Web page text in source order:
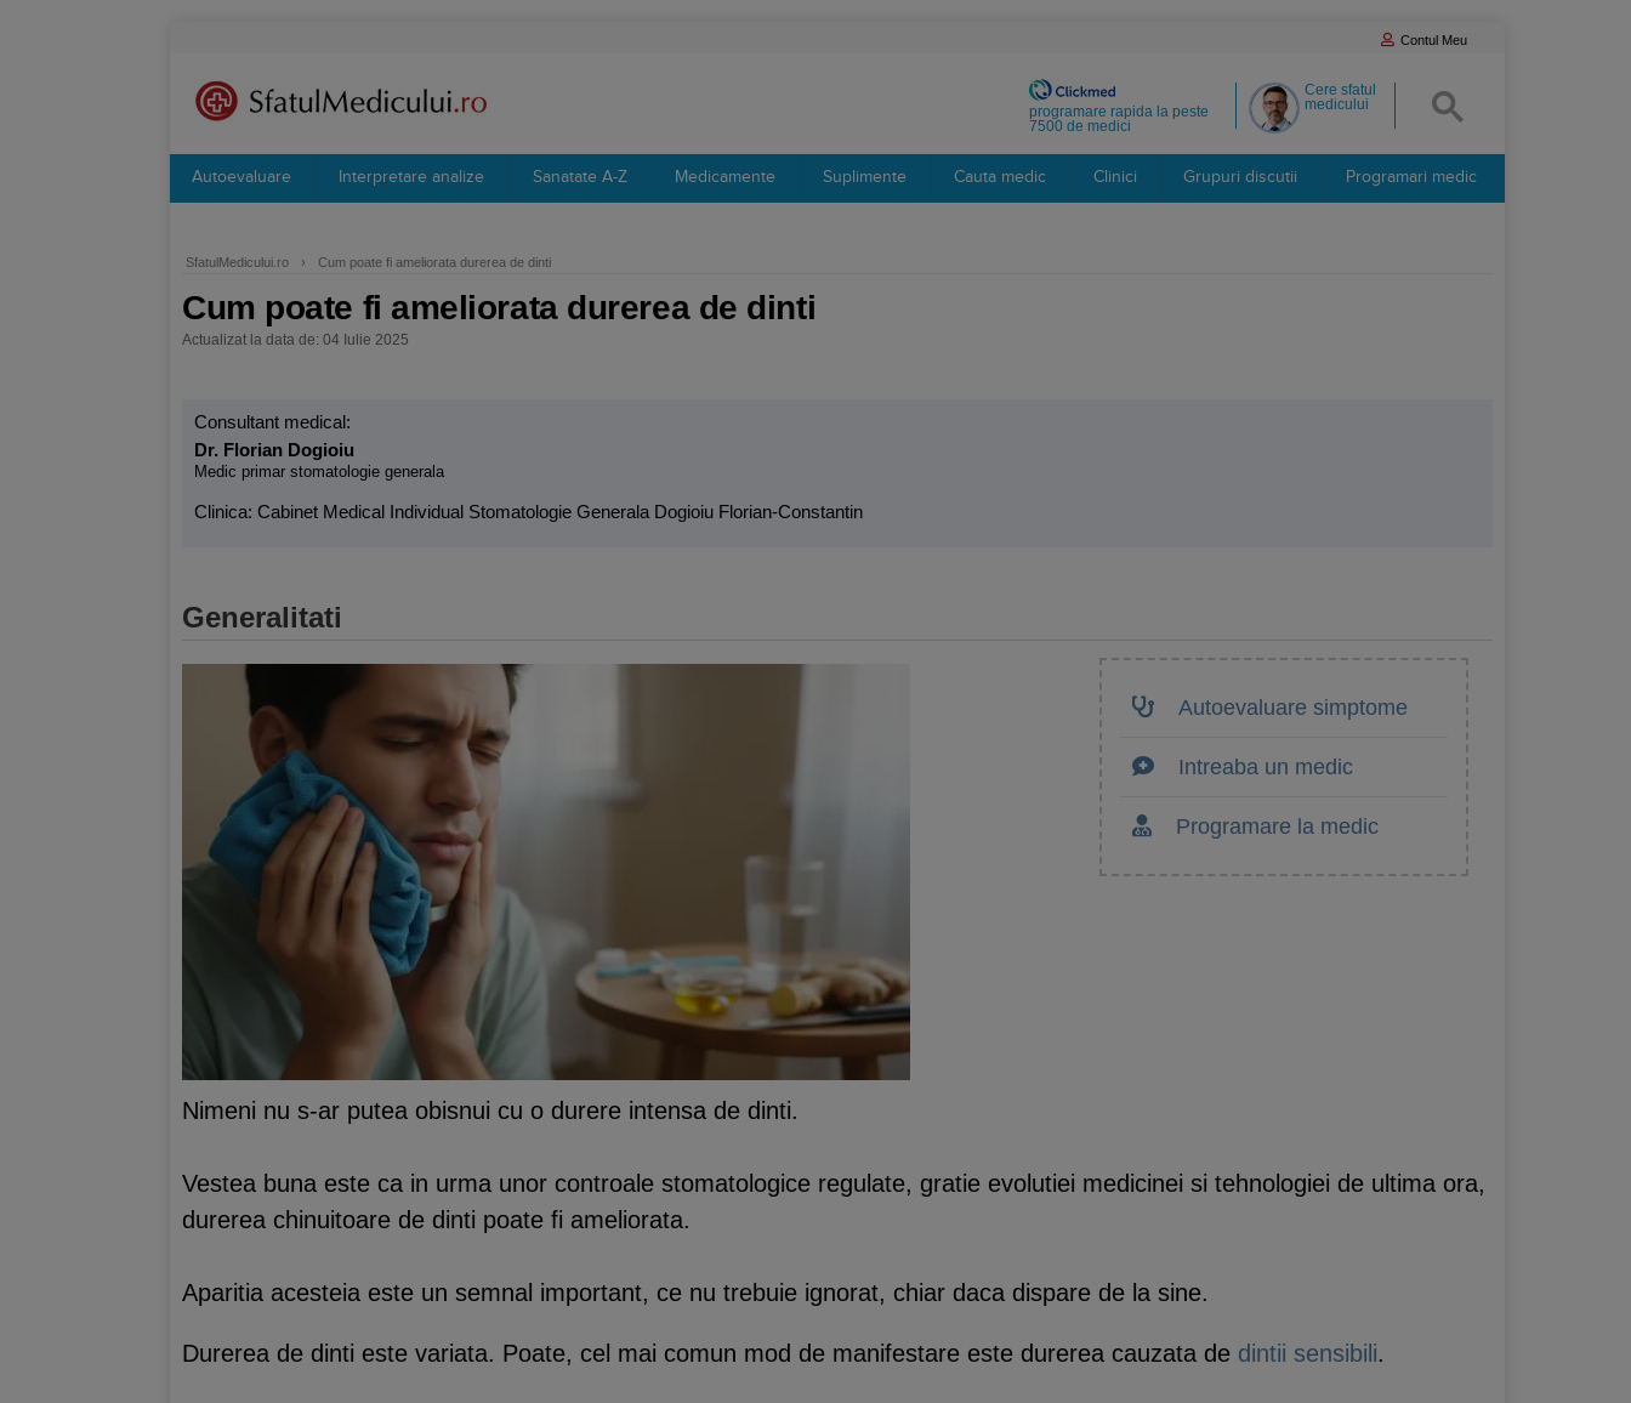
Contul Meu
Cere sfatul
medicului
programare rapida la peste
7500 de medici
Autoevaluare Interpretare analize Sanatate A-Z Medicamente Suplimente Cauta medic Clinici Grupuri discutii Programari medic
SfatulMedicului.ro › Cum poate fi ameliorata durerea de dinti
Cum poate fi ameliorata durerea de dinti
Actualizat la data de: 04 Iulie 2025
Consultant medical:
Dr. Florian Dogioiu
Medic primar stomatologie generala
Clinica: Cabinet Medical Individual Stomatologie Generala Dogioiu Florian-Constantin
Generalitati
Autoevaluare simptome
Intreaba un medic
Programare la medic
Nimeni nu s-ar putea obisnui cu o durere intensa de dinti.
Vestea buna este ca in urma unor controale stomatologice regulate, gratie evolutiei medicinei si tehnologiei de ultima ora,
durerea chinuitoare de dinti poate fi ameliorata.
Aparitia acesteia este un semnal important, ce nu trebuie ignorat, chiar daca dispare de la sine.
Durerea de dinti este variata. Poate, cel mai comun mod de manifestare este durerea cauzata de dintii sensibili.